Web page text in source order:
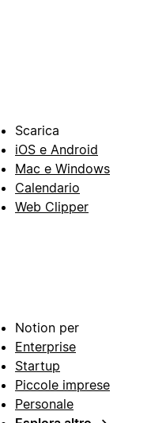
Scarica
iOS e Android
Mac e Windows
Calendario
Web Clipper
Notion per
Enterprise
Startup
Piccole imprese
Personale